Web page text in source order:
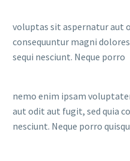
voluptas sit aspernatur aut
consequuntur magni
sequi nesciunt. Neque porro
nemo enim ipsam
aut odit aut fugit, sed quia
nesciunt. Neque porro quisqu